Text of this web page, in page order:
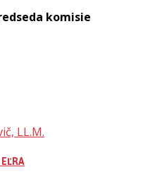
komisie
LL.M.